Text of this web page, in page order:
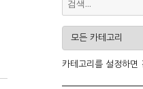
카테고리를 설정하면